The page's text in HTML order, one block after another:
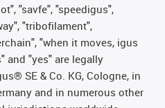
"savfe", "speedigus",
"tribofilament",
"when it moves, igus
and "yes" are legally
SE & Co. KG, Cologne, in
and in numerous other